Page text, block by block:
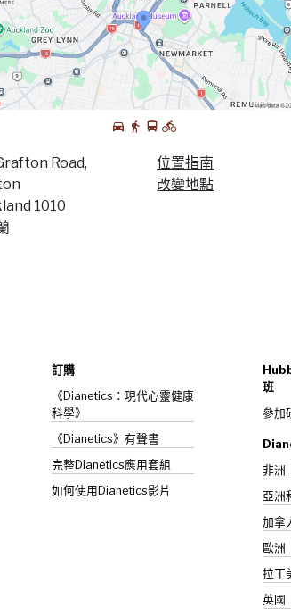
Road,
1010
位置指南
改變地點
訂購
《Dianetics：現代心靈健康
科學》
《Dianetics》有聲書
完整Dianetics應用套組
如何使用Dianetics影片
班
參加
非洲
亞洲
加拿
歐洲
拉丁
英國